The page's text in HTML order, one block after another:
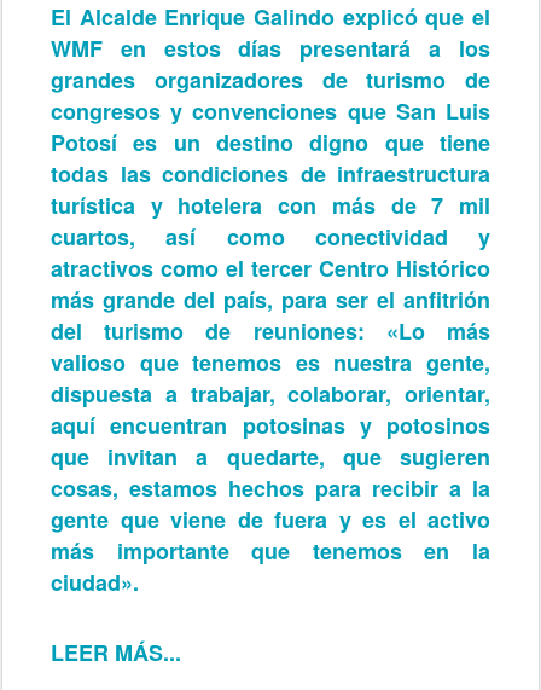
El Alcalde Enrique Galindo explicó que el
WMF en estos días presentará a los
grandes organizadores de turismo de
congresos y convenciones que San Luis
Potosí es un destino digno que tiene
todas las condiciones de infraestructura
turística y hotelera con más de 7 mil
cuartos, así como conectividad y
atractivos como el tercer Centro Histórico
más grande del país, para ser el anfitrión
del turismo de reuniones: «Lo más
valioso que tenemos es nuestra gente,
dispuesta a trabajar, colaborar, orientar,
aquí encuentran potosinas y potosinos
que invitan a quedarte, que sugieren
cosas, estamos hechos para recibir a la
gente que viene de fuera y es el activo
más importante que tenemos en la
ciudad».
LEER MÁS...